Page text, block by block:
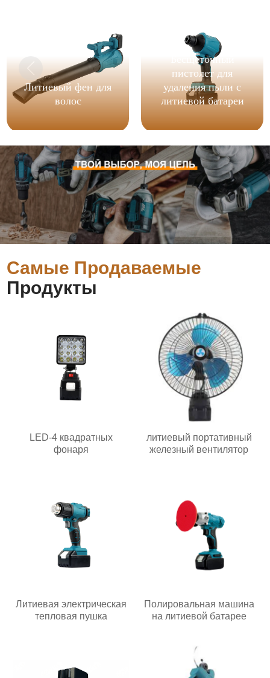
Литиевый фен для
волос
Бесщеточный
пистолет для
удаления пыли с
литиевой батареи
Самые Продаваемые
Продукты
LED-4 квадратных
фонаря
литиевый портативный
железный вентилятор
Литиевая электрическая
тепловая пушка
Полировальная машина
на литиевой батарее